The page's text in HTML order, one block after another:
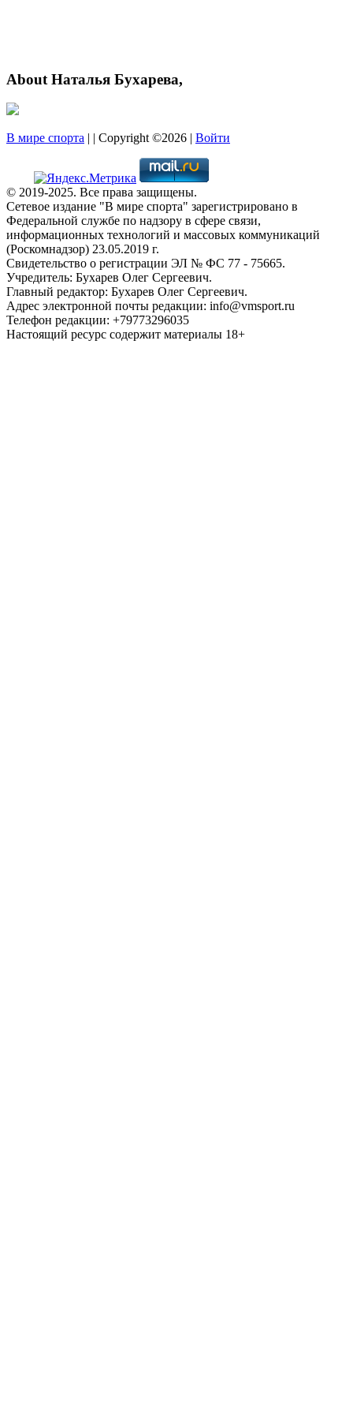
About Наталья Бухарева,
В мире спорта | | Copyright ©2026 | Войти
© 2019-2025. Все права защищены.
Сетевое издание "В мире спорта" зарегистрировано в
Федеральной службе по надзору в сфере связи,
информационных технологий и массовых коммуникаций
(Роскомнадзор) 23.05.2019 г.
Свидетельство о регистрации ЭЛ № ФС 77 - 75665.
Учредитель: Бухарев Олег Сергеевич.
Главный редактор: Бухарев Олег Сергеевич.
Адрес электронной почты редакции: info@vmsport.ru
Телефон редакции: +79773296035
Настоящий ресурс содержит материалы 18+